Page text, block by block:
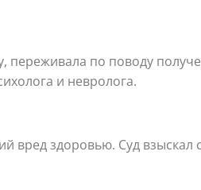
переживала по поводу
и невролога.
вред здоровью. Суд взыскал с